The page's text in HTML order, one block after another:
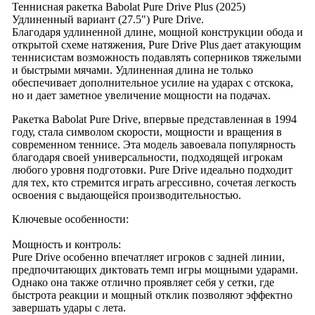
Теннисная ракетка Babolat Pure Drive Plus (2025)
Удлиненный вариант (27.5") Pure Drive.
Благодаря удлиненной длине, мощной конструкции обода и
открытой схеме натяжения, Pure Drive Plus дает атакующим
теннисистам возможность подавлять соперников тяжелыми
и быстрыми мячами. Удлиненная длина не только
обеспечивает дополнительное усилие на ударах с отскока,
но и дает заметное увеличение мощности на подачах.
Ракетка Babolat Pure Drive, впервые представленная в 1994
году, стала символом скорости, мощности и вращения в
современном теннисе. Эта модель завоевала популярность
благодаря своей универсальности, подходящей игрокам
любого уровня подготовки. Pure Drive идеально подходит
для тех, кто стремится играть агрессивно, сочетая легкость
освоения с выдающейся производительностью.
Ключевые особенности:
Мощность и контроль:
Pure Drive особенно впечатляет игроков с задней линии,
предпочитающих диктовать темп игры мощными ударами.
Однако она также отлично проявляет себя у сетки, где
быстрота реакции и мощный отклик позволяют эффектно
завершать удары с лета.